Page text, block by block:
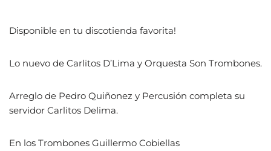
Disponible en tu discotienda favorita!
Lo nuevo de Carlitos D’Lima y Orquesta Son Trombones.
Arreglo de Pedro Quiñonez y Percusión completa su
servidor Carlitos Delima.
En los Trombones Guillermo Cobiellas